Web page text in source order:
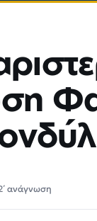
ανάγνωση